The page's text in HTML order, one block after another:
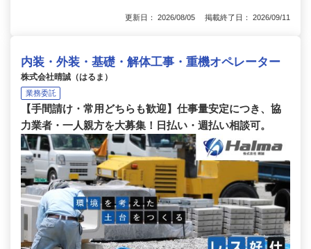
更新日： 2026/08/05 掲載終了日： 2026/09/11
内装・外装・基礎・解体工事・重機オペレーター
株式会社晴誠（はるま）
業務委託
【手間請け・常用どちらも歓迎】仕事量安定につき、協
力業者・一人親方を大募集！日払い・週払い相談可。